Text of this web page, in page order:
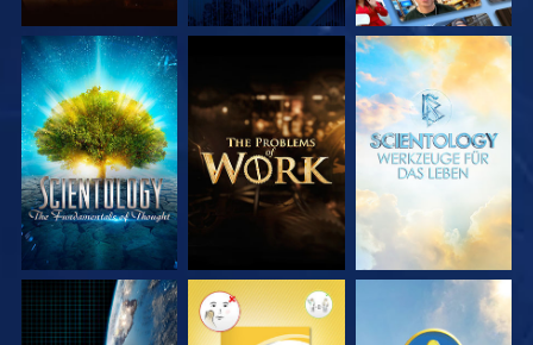
SERIE
ENTDECKEN
SERIE
ENTDECKEN
SERIE
ENTDECKEN